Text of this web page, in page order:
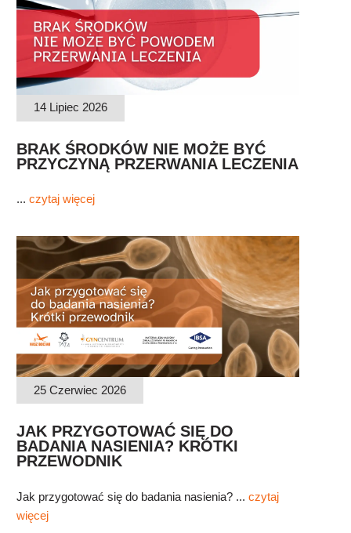
14 Lipiec 2026
BRAK ŚRODKÓW NIE MOŻE BYĆ
PRZYCZYNĄ PRZERWANIA LECZENIA
... czytaj więcej
25 Czerwiec 2026
JAK PRZYGOTOWAĆ SIĘ DO
BADANIA NASIENIA? KRÓTKI
PRZEWODNIK
Jak przygotować się do badania nasienia? ... czytaj
więcej